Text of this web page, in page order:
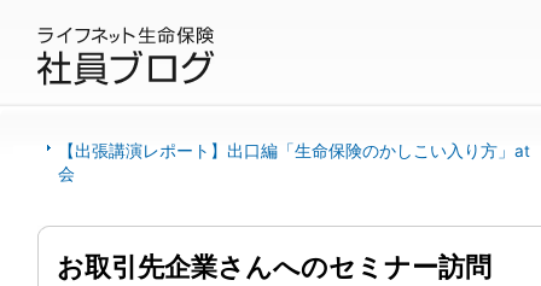
【出張講演レポート】出口編「生命保険のかしこい入り方」
会
お取引先企業さんへのセミナー訪問